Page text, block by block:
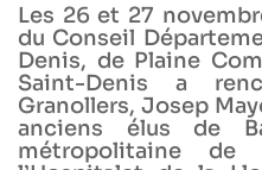
Les 26 et 27
du Conseil
Denis, de Plaine
Saint-Denis a
Granollers, Josep
anciens élus de
métropolitaine de